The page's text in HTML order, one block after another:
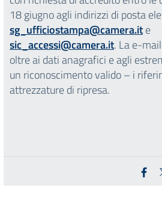
18 giugno agli indirizzi di posta
sg_ufficiostampa@camera.ite
sic_accessi@camera.it. La e-
oltre ai dati anagrafici e agli
un riconoscimento valido – i
attrezzature di ripresa.